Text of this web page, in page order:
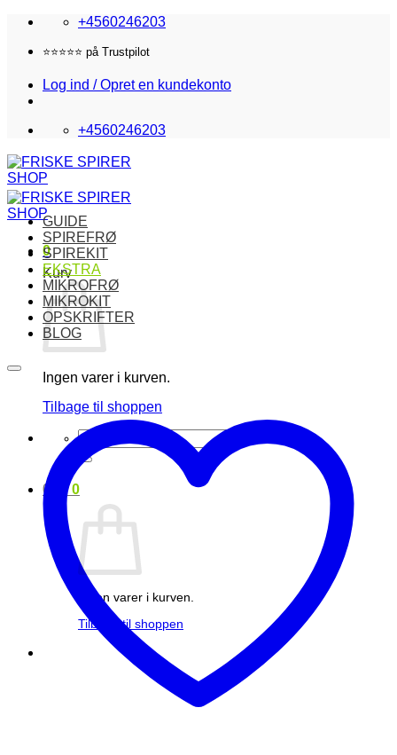
Fortsæt
indhold
+4560246203
Fri fragt i DK over 870,-
Log ind / Opret en kundekonto
+4560246203
0
Kurv
Ingen varer i kurven.
Tilbage til shoppen
Søg
efter:
0 0
Ingen varer i kurven.
Tilbage til shoppen
GUIDE
SPIREFRØ
SPIREKIT
EKSTRA
MIKROFRØ
MIKROKIT
OPSKRIFTER
BLOG